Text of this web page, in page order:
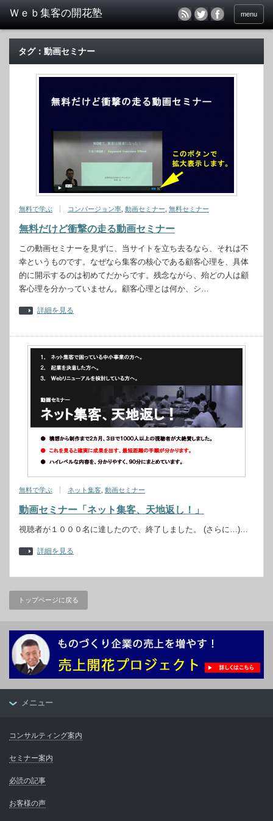
menu
タグ：動画セミナー
無料で学ぶ コンバージョン率 動画セミナー 無料セミナー
無料だけど衝撃の走る動画セミナー
この動画セミナーを見ずに、当サイトを立ち去るなら、それは不
幸というものです。なぜなら集客の核心である顧客心理を、具体
的に開示するのは初めてだからです。残念ながら、殆どの人は顧
客心理を分かっていません。顧客心理とは何か、シ…
詳細を見る
無料で学ぶ ネット集客 動画セミナー
動画セミナー「ネット集客、天地返し！」
視聴者が１０００名に達したので、終了しました。 (さらに…)…
詳細を見る
トップページに戻る
メニュー
コンサルティング案内
セミナー案内
必読の記事
お客様の声